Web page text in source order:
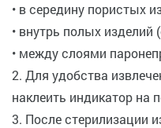
• в середину пористых
• внутрь полых изделий
• между слоями
2. Для удобства
наклеить индикатор на
3. После стерилизации